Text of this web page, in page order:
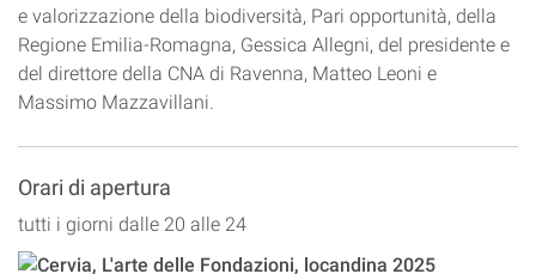
e valorizzazione della biodiversità, Pari opportunità, della
Regione Emilia-Romagna, Gessica Allegni, del presidente e
del direttore della CNA di Ravenna, Matteo Leoni e
Massimo Mazzavillani.
Orari di apertura
tutti i giorni dalle 20 alle 24